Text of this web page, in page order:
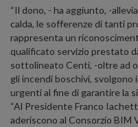
“Il dono, - ha aggiunto, -
calda, le sofferenze di tanti
rappresenta un
qualificato servizio prestato
sottolineato Centi, -oltre ad
gli incendi boschivi,
urgenti al fine di garantire la
“Al Presidente Franco
aderiscono al Consorzio BIM